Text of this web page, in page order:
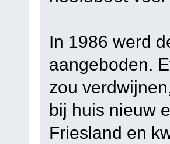
In 1986 werd
aangeboden.
zou
bij huis nieuw
Friesland en